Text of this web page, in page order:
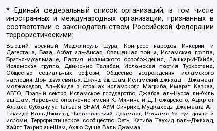
* Единый федеральный список организаций, в том числе
иностранных и международных организаций, признанных в
соответствии с законодательством Российской Федерации
террористическими:
Высший военный Маджлисуль Шура, Конгресс народов Ичкерии и
Дагестана, База, Асбат аль-Ансар, Священная война, Исламская группа,
Братья-мусульмане, Партия исламского освобождения, Лашкар-И-Тайба,
Исламская группа, Движение Талибан, Исламская партия Туркестана,
Общество социальных реформ, Общество возрождения исламского
наследия, Дом двух святых, Джунд аш-Шам, Исламский джихад – Джамаат
моджахедов, Аль-Каида в странах исламского Магриба, Имарат Кавказ,
АБТО, Правый сектор, Исламское государство, Джабха аль-Нусра ли-Ахль
аш-Шам, Народное ополчение имени К. Минина и Д. Пожарского, Аджр от
Аллаха Субхану уа Тагьаля SHAM, АУМ Синрике, Муджахеды джамаата Ат-
Тавхида Валь-Джихад, Чистопольский Джамаат, Рохнамо ба суи давлати
исломи, Террористическое сообщество Сеть, Катиба Таухид валь-Джихад,
Хайят Тахрир аш-Шам, Ахлю Сунна Валь Джамаа